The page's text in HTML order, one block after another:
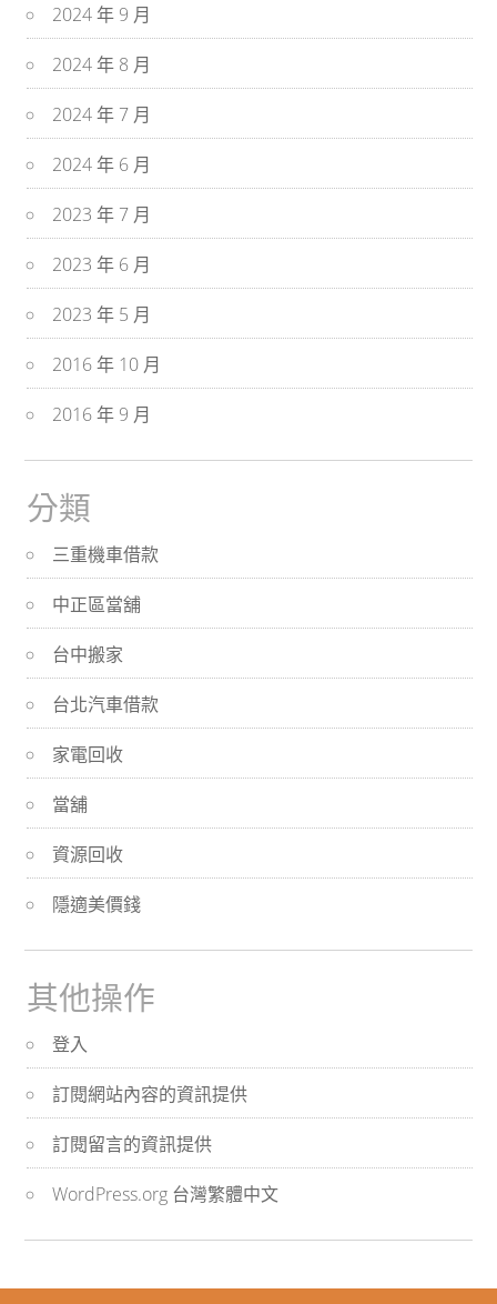
2024 年 9 月
2024 年 8 月
2024 年 7 月
2024 年 6 月
2023 年 7 月
2023 年 6 月
2023 年 5 月
2016 年 10 月
2016 年 9 月
分類
三重機車借款
中正區當舖
台中搬家
台北汽車借款
家電回收
當舖
資源回收
隱適美價錢
其他操作
登入
訂閱網站內容的資訊提供
訂閱留言的資訊提供
WordPress.org 台灣繁體中文